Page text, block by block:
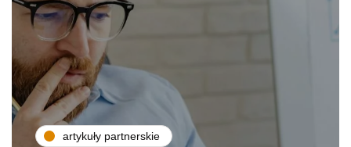
artykuły partnerskie